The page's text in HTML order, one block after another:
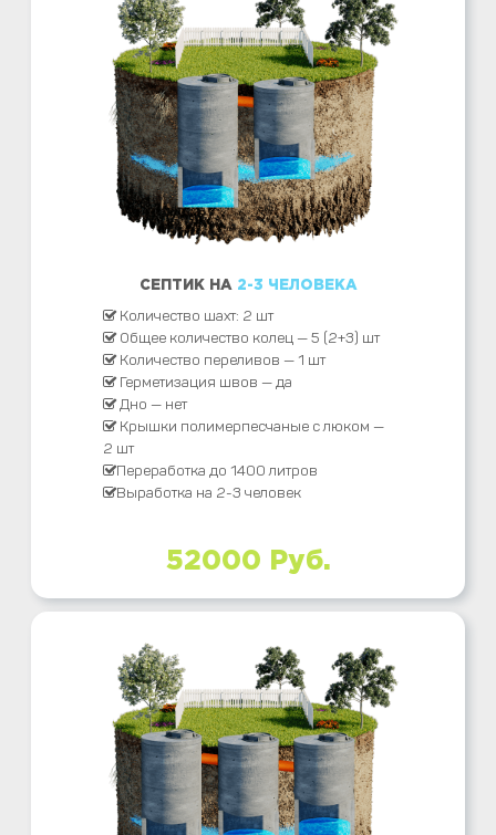
СЕПТИК НА 2-3 ЧЕЛОВЕКА
Количество шахт: 2 шт
Общее количество колец — 5 (2+3) шт
Количество переливов — 1 шт
Герметизация швов — да
Дно — нет
Крышки полимерпесчаные с люком —
2 шт
Переработка до 1400 литров
Выработка на 2-3 человек
52000 Руб.